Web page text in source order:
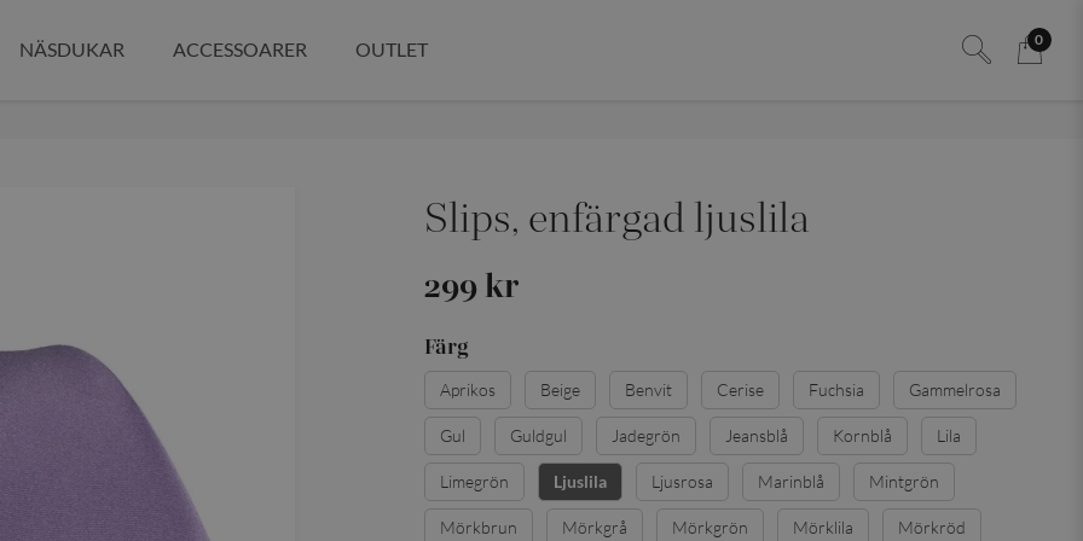
0
NÄSDUKAR ACCESSOARER OUTLET
Slips, enfärgad ljuslila
299 kr
Färg
Aprikos Beige Benvit Cerise Fuchsia Gammelrosa
Gul Guldgul Jadegrön Jeansblå Kornblå Lila
Limegrön Ljuslila Ljusrosa Marinblå Mintgrön
Mörkbrun Mörkgrå Mörkgrön Mörklila Mörkröd